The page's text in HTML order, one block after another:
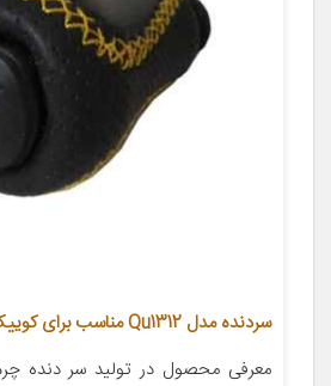
سردنده مدل Qu1312 مناسب برای کوییک
معرفی محصول در تولید سر دنده